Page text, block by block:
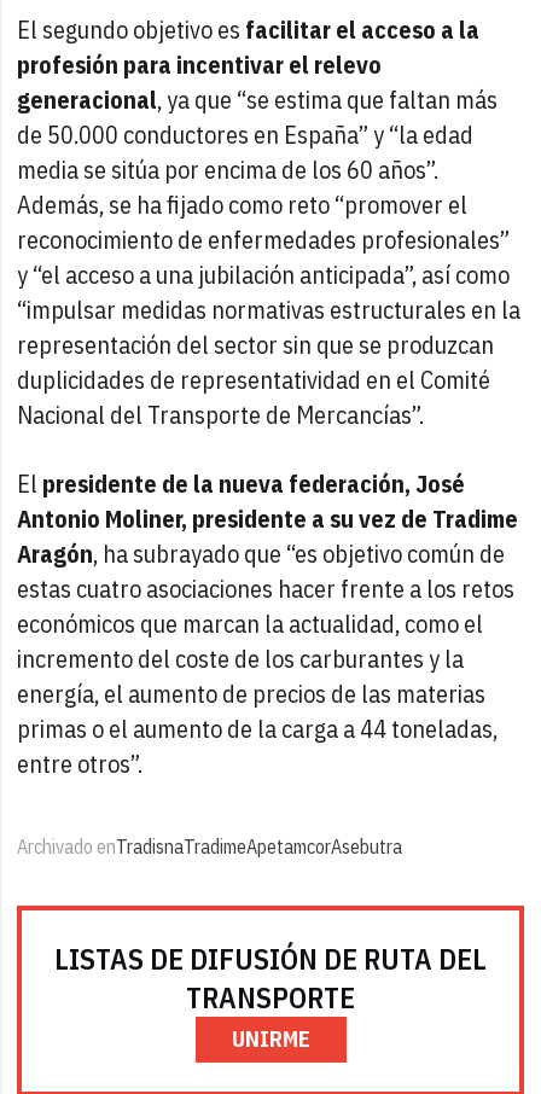
El segundo objetivo es facilitar el acceso a la
profesión para incentivar el relevo
generacional, ya que “se estima que faltan más
de 50.000 conductores en España” y “la edad
media se sitúa por encima de los 60 años”.
Además, se ha fijado como reto “promover el
reconocimiento de enfermedades profesionales”
y “el acceso a una jubilación anticipada”, así como
“impulsar medidas normativas estructurales en la
representación del sector sin que se produzcan
duplicidades de representatividad en el Comité
Nacional del Transporte de Mercancías”.
El presidente de la nueva federación, José
Antonio Moliner, presidente a su vez de Tradime
Aragón, ha subrayado que “es objetivo común de
estas cuatro asociaciones hacer frente a los retos
económicos que marcan la actualidad, como el
incremento del coste de los carburantes y la
energía, el aumento de precios de las materias
primas o el aumento de la carga a 44 toneladas,
entre otros”.
Archivado enTradisnaTradimeApetamcorAsebutra
LISTAS DE DIFUSIÓN DE RUTA DEL
TRANSPORTE
UNIRME